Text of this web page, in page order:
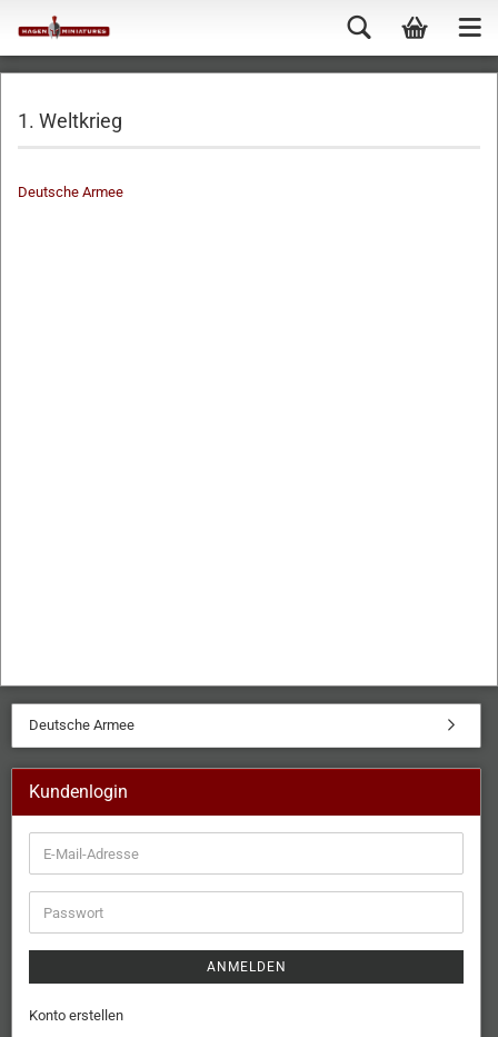
1. Weltkrieg
Deutsche Armee
Deutsche Armee
Kundenlogin
ANMELDEN
Konto erstellen